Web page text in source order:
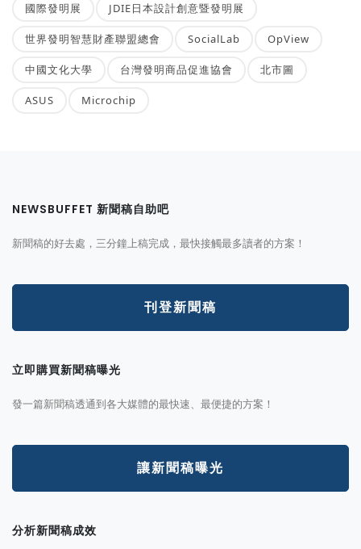
國際發明展 JDIE日本設計創意暨發明展
世界發明智慧財產聯盟總會 SocialLab OpView
中國文化大學 台灣發明商品促進協會 北市圖
ASUS Microchip
NEWSBUFFET 新聞稿自助吧
新聞稿的好去處，三分鐘上稿完成，最快接觸最多讀者的方案！
刊登新聞稿
立即購買新聞稿曝光
發一篇新聞稿透通到各大媒體的最快速、最便捷的方案！
讓新聞稿曝光
分析新聞稿成效